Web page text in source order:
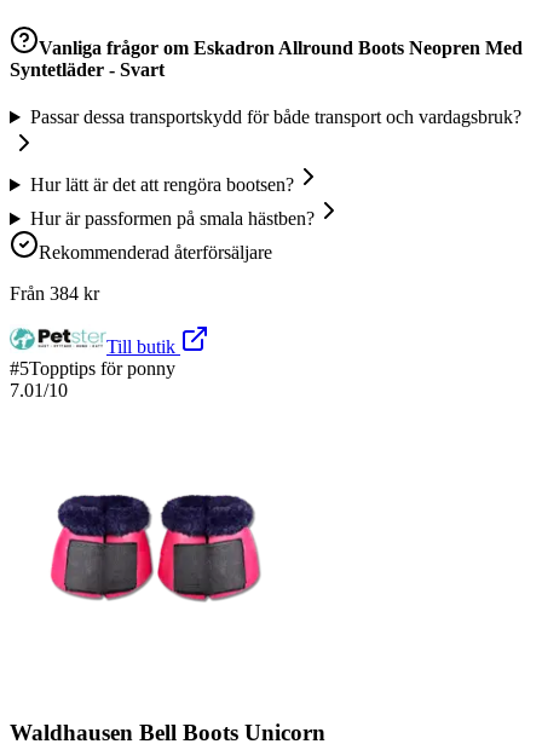
Vanliga frågor om Eskadron Allround Boots Neopren Med
Syntetläder - Svart
Passar dessa transportskydd för både transport och vardagsbruk?
Hur lätt är det att rengöra bootsen?
Hur är passformen på smala hästben?
Rekommenderad återförsäljare
Från 384 kr
Till butik
#5Topptips för ponny
7.01/10
Waldhausen Bell Boots Unicorn